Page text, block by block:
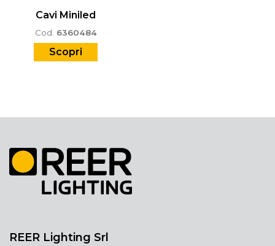
Cavi Miniled
Cod. 6360484
Scopri
REER Lighting Srl